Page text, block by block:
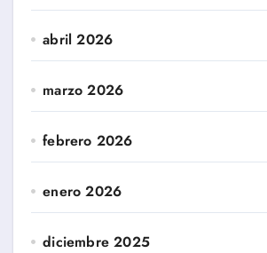
abril 2026
marzo 2026
febrero 2026
enero 2026
diciembre 2025